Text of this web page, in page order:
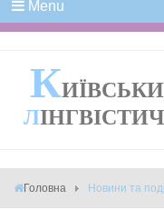
Menu
К
Л
Головна Новини та